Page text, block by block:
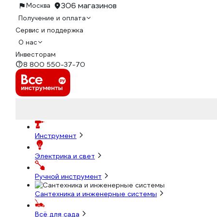
Москва 306 магазинов
Получение и оплата
Сервис и поддержка
О нас
Инвесторам
8 800 550-37-70
Инструмент
Электрика и свет
Ручной инструмент
Сантехника и инженерные системы
Всё для сада